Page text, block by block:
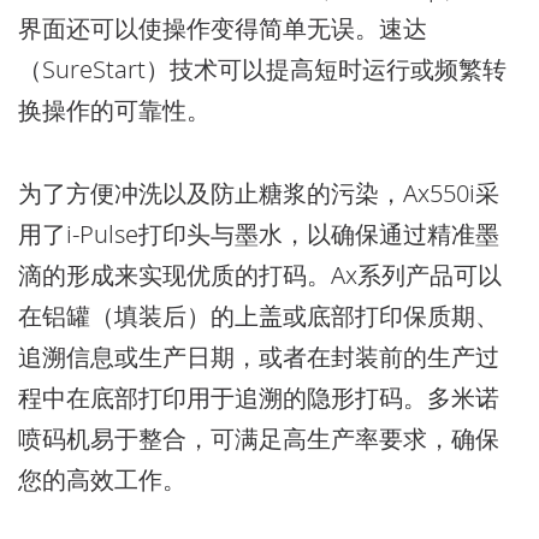
界面还可以使操作变得简单无误。速达
（SureStart）技术可以提高短时运行或频繁转
换操作的可靠性。
为了方便冲洗以及防止糖浆的污染，Ax550i采
用了i-Pulse打印头与墨水，以确保通过精准墨
滴的形成来实现优质的打码。Ax系列产品可以
在铝罐（填装后）的上盖或底部打印保质期、
追溯信息或生产日期，或者在封装前的生产过
程中在底部打印用于追溯的隐形打码。多米诺
喷码机易于整合，可满足高生产率要求，确保
您的高效工作。